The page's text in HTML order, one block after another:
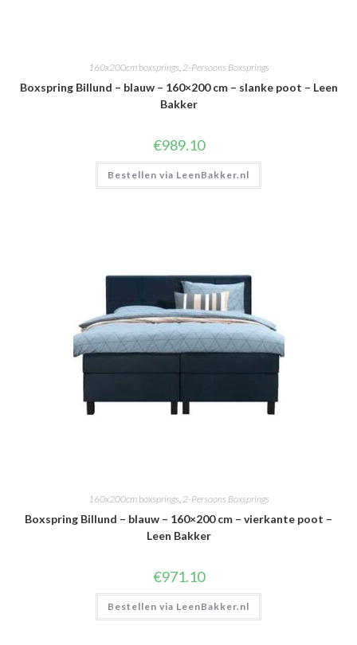
160x200cm boxsprings,2-Persoons Boxsprings
Boxspring Billund – blauw – 160×200 cm – slanke poot – Leen
Bakker
€989.10
Bestellen via LeenBakker.nl
160x200cm boxsprings 2-Persoons Boxsprings
Boxspring Billund – blauw – 160×200 cm – vierkante poot –
Leen Bakker
€971.10
Bestellen via LeenBakker.nl